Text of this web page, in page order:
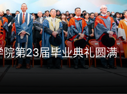
第23届毕业典礼圆满